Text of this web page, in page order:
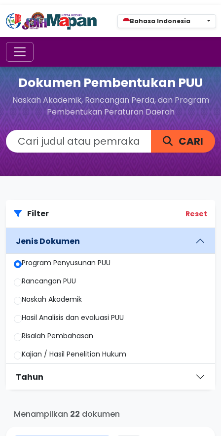
Bahasa Indonesia
Dokumen Pembentukan PUU
Naskah Akademik, Rancangan Perda, dan Program
Pembentukan Peraturan Daerah
CARI
Filter Reset
Jenis Dokumen
Program Penyusunan PUU
Rancangan PUU
Naskah Akademik
Hasil Analisis dan evaluasi PUU
Risalah Pembahasan
Kajian / Hasil Penelitian Hukum
Tahun
Menampilkan 22 dokumen